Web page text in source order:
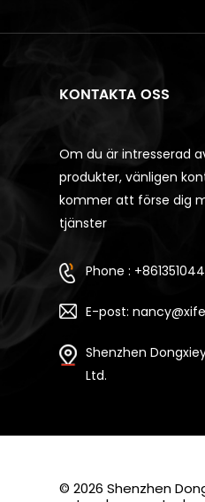
KONTAKTA OSS
Om du är intresserad
produkter, vänligen
kommer att förse dig
tjänster
Phone :
E-post:
Shenzhen
Ltd.
© 2026 Shenzhen